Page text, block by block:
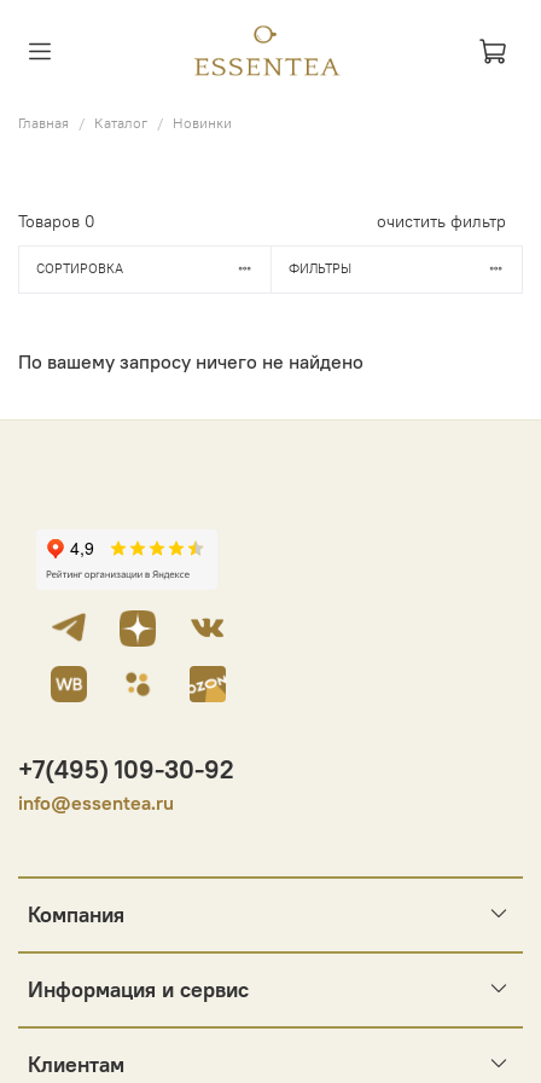
Главная Каталог Новинки
Товаров 0 очистить фильтр
СОРТИРОВКА ФИЛЬТРЫ
По вашему запросу ничего не найдено
Компания
Информация и сервис
Клиентам
+7(495) 109-30-92
info@essentea.ru